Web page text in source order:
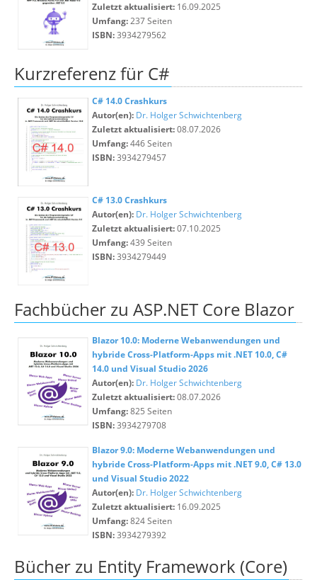
Zuletzt aktualisiert: 16.09.2025
Umfang:237 Seiten
ISBN:3934279562
Kurzreferenz für C#
C# 14.0 Crashkurs
Autor(en): Dr. Holger Schwichtenberg
Zuletzt aktualisiert:08.07.2026
Umfang:446 Seiten
ISBN:3934279457
C# 13.0 Crashkurs
Autor(en): Dr. Holger Schwichtenberg
Zuletzt aktualisiert:07.10.2025
Umfang:439 Seiten
ISBN:3934279449
Fachbücher zu ASP.NET Core Blazor
Blazor 10.0: Moderne Webanwendungen und
hybride Cross-Platform-Apps mit .NET 10.0, C#
14.0 und Visual Studio 2026
Autor(en): Dr. Holger Schwichtenberg
Zuletzt aktualisiert:08.07.2026
Umfang:825 Seiten
ISBN:3934279708
Blazor 9.0: Moderne Webanwendungen und
hybride Cross-Platform-Apps mit .NET 9.0, C# 13.0
und Visual Studio 2022
Autor(en): Dr. Holger Schwichtenberg
Zuletzt aktualisiert: 16.09.2025
Umfang:824 Seiten
ISBN:3934279392
Bücher zu Entity Framework (Core)